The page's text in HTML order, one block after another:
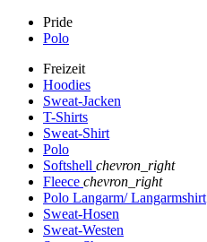
Pride
Polo
Freizeit
Hoodies
Sweat-Jacken
T-Shirts
Sweat-Shirt
Polo
Softshell chevron_right
Fleece chevron_right
Polo Langarm/ Langarmshirt
Sweat-Hosen
Sweat-Westen